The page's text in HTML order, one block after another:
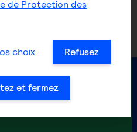
optimale
de Protection des
choix Refusez
et fermez